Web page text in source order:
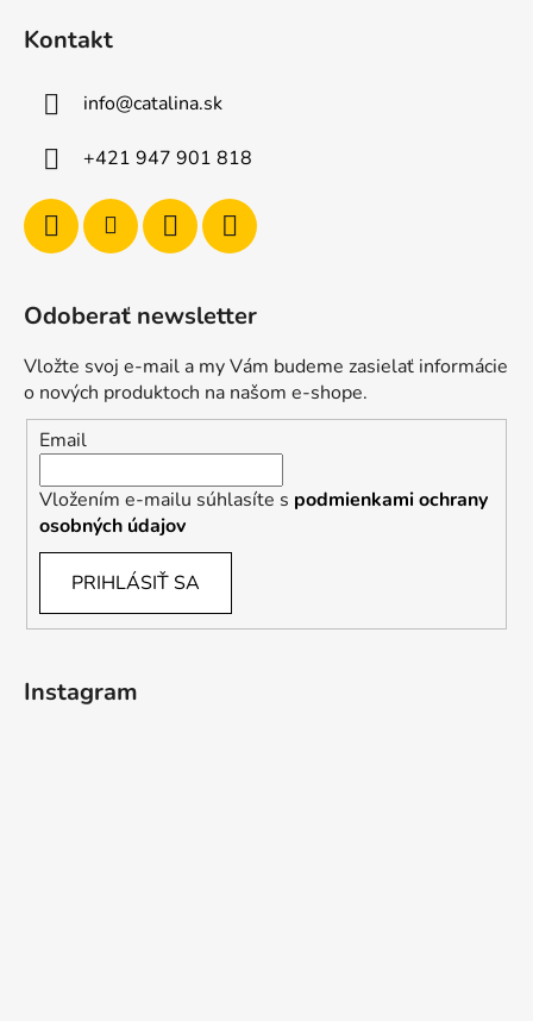
Kontakt
info@catalina.sk
+421 947 901 818
Odoberať newsletter
Vložte svoj e-mail a my Vám budeme zasielať informácie
o nových produktoch na našom e-shope.
Email
Vložením e-mailu súhlasíte s podmienkami ochrany
osobných údajov
PRIHLÁSIŤ SA
Instagram